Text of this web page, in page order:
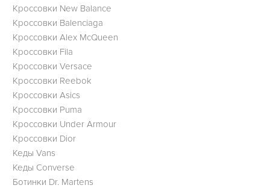
Кроссовки New Balance
Кроссовки Balenciaga
Кроссовки Alex McQueen
Кроссовки Fila
Кроссовки Versace
Кроссовки Reebok
Кроссовки Asics
Кроссовки Puma
Кроссовки Under Armour
Кроссовки Dior
Кеды Vans
Кеды Converse
Ботинки Dr. Martens